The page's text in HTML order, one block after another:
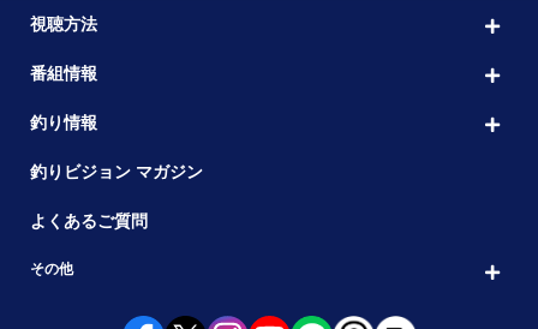
視聴方法
番組情報
釣り情報
釣りビジョン マガジン
よくあるご質問
その他